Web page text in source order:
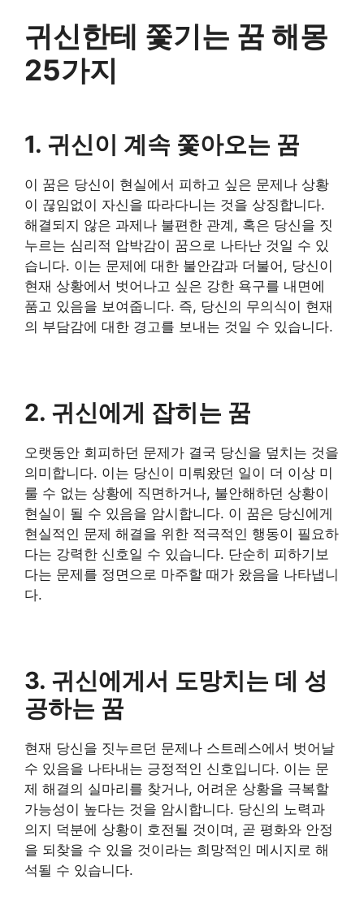
귀신한테 쫓기는 꿈 해몽
25가지
1. 귀신이 계속 쫓아오는 꿈
이 꿈은 당신이 현실에서 피하고 싶은 문제나 상황
이 끊임없이 자신을 따라다니는 것을 상징합니다.
해결되지 않은 과제나 불편한 관계, 혹은 당신을 짓
누르는 심리적 압박감이 꿈으로 나타난 것일 수 있
습니다. 이는 문제에 대한 불안감과 더불어, 당신이
현재 상황에서 벗어나고 싶은 강한 욕구를 내면에
품고 있음을 보여줍니다. 즉, 당신의 무의식이 현재
의 부담감에 대한 경고를 보내는 것일 수 있습니다.
2. 귀신에게 잡히는 꿈
오랫동안 회피하던 문제가 결국 당신을 덮치는 것을
의미합니다. 이는 당신이 미뤄왔던 일이 더 이상 미
룰 수 없는 상황에 직면하거나, 불안해하던 상황이
현실이 될 수 있음을 암시합니다. 이 꿈은 당신에게
현실적인 문제 해결을 위한 적극적인 행동이 필요하
다는 강력한 신호일 수 있습니다. 단순히 피하기보
다는 문제를 정면으로 마주할 때가 왔음을 나타냅니
다.
3. 귀신에게서 도망치는 데 성
공하는 꿈
현재 당신을 짓누르던 문제나 스트레스에서 벗어날
수 있음을 나타내는 긍정적인 신호입니다. 이는 문
제 해결의 실마리를 찾거나, 어려운 상황을 극복할
가능성이 높다는 것을 암시합니다. 당신의 노력과
의지 덕분에 상황이 호전될 것이며, 곧 평화와 안정
을 되찾을 수 있을 것이라는 희망적인 메시지로 해
석될 수 있습니다.